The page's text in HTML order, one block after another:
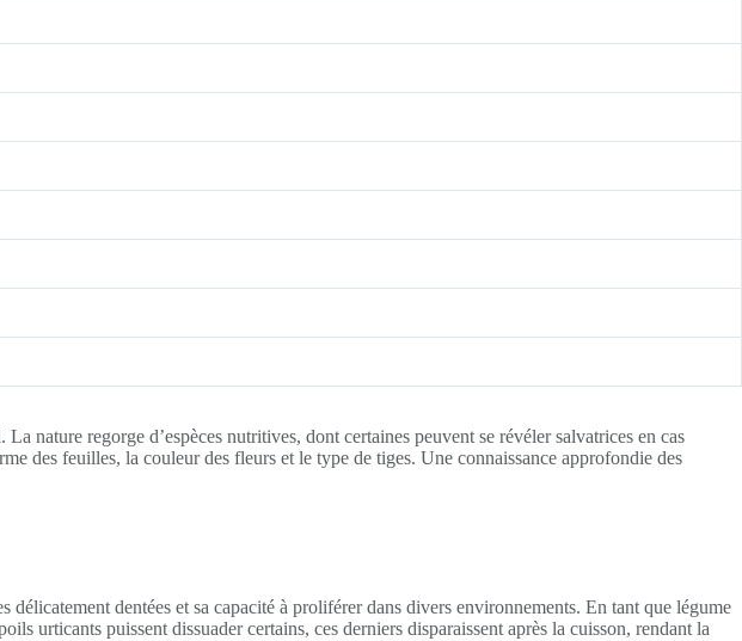
nature regorge d’espèces nutritives, dont certaines peuvent se révéler salvatrices en cas
des feuilles, la couleur des fleurs et le type de tiges. Une connaissance approfondie des
délicatement dentées et sa capacité à proliférer dans divers environnements. En tant que légume
urticants puissent dissuader certains, ces derniers disparaissent après la cuisson, rendant la